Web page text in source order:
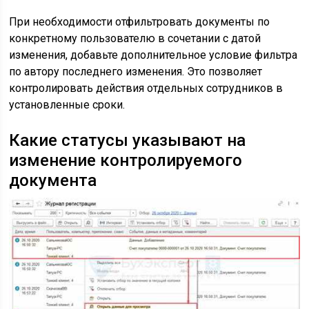
При необходимости отфильтровать документы по
конкретному пользователю в сочетании с датой
изменения, добавьте дополнительное условие фильтра
по автору последнего изменения. Это позволяет
контролировать действия отдельных сотрудников в
установленные сроки.
Какие статусы указывают на
изменение контролируемого
документа